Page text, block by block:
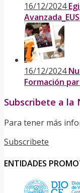
16/12/2024
16/12/2024
Formación
Subscribete a
Para tener más
Subscribete
ENTIDADES